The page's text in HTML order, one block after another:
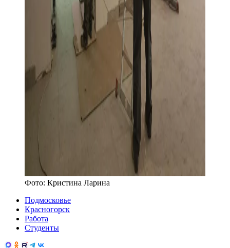
Фото: Кристина Ларина
Подмосковье
Красногорск
Работа
Студенты